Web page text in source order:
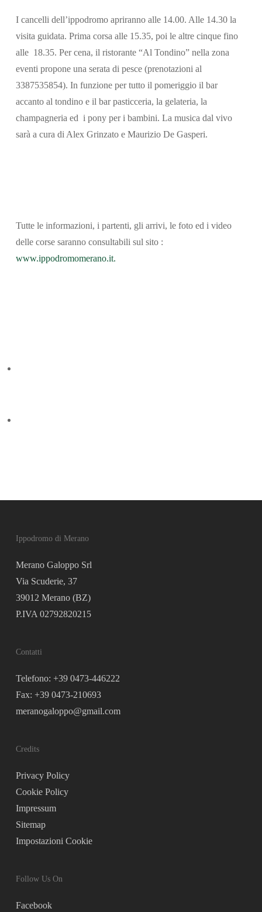
I cancelli dell’ippodromo apriranno alle 14.00. Alle 14.30 la
visita guidata. Prima corsa alle 15.35, poi le altre cinque fino
alle 18.35. Per cena, il ristorante “Al Tondino” nella zona
eventi propone una serata di pesce (prenotazioni al
3387535854). In funzione per tutto il pomeriggio il bar
accanto al tondino e il bar pasticceria, la gelateria, la
champagneria ed i pony per i bambini. La musica dal vivo
sarà a cura di Alex Grinzato e Maurizio De Gasperi.
Tutte le informazioni, i partenti, gli arrivi, le foto ed i video
delle corse saranno consultabili sul sito :
www.ippodromomerano.it.
Ippodromo di Merano
Merano Galoppo Srl
Via Scuderie, 37
39012 Merano (BZ)
P.IVA 02792820215
Contatti
Telefono: +39 0473-446222
Fax: +39 0473-210693
meranogaloppo@gmail.com
Credits
Privacy Policy
Cookie Policy
Impressum
Sitemap
Impostazioni Cookie
Follow Us On
Facebook